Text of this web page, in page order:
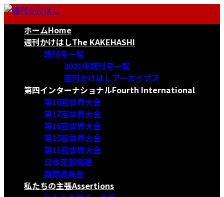
コ
ナ
ホームHome
週刊かけはしThe KAKEHASHI
既刊号一覧
2021年既刊号一覧
週刊かけはしアーカイブス
第四インターナショナルFourth International
第18回世界大会
第17回世界大会
第16回世界大会
第15回世界大会
第11回世界大会
日本支部関連
国際委員会
私たちの主張Assertions